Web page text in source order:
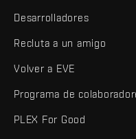
Desarrolladores
Recluta a un amigo
Volver a EVE
Programa de
PLEX For Good